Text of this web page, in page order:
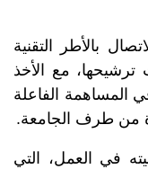
بالأطر التقنية
ترشيحها، مع الأخذ
المساهمة الفاعلة
من طرف الجامعة.
في العمل، التي